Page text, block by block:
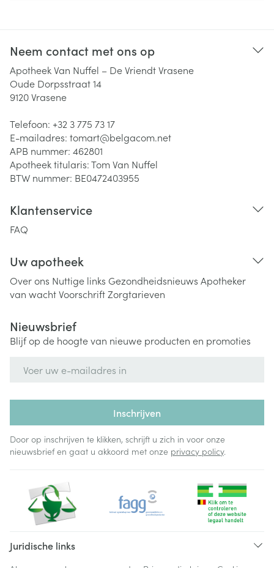
Neem contact met ons op
Apotheek Van Nuffel – De Vriendt Vrasene
Oude Dorpsstraat 14
9120Vrasene
Telefoon: +32 3 775 73 17
E-mailadres: tomart@belgacom.net
APB nummer: 462801
Apotheek titularis:Tom Van Nuffel
BTW nummer: BE0472403955
Klantenservice
FAQ
Uw apotheek
Over ons Nuttige links Gezondheidsnieuws Apotheker
van wachtVoorschriftZorgtarieven
Nieuwsbrief
Blijf op de hoogte van nieuwe producten en promoties
Inschrijven
Door op inschrijven te klikken, schrijft u zich in voor onze
nieuwsbrief en gaat u akkoord met onze privacy policy.
Juridische links